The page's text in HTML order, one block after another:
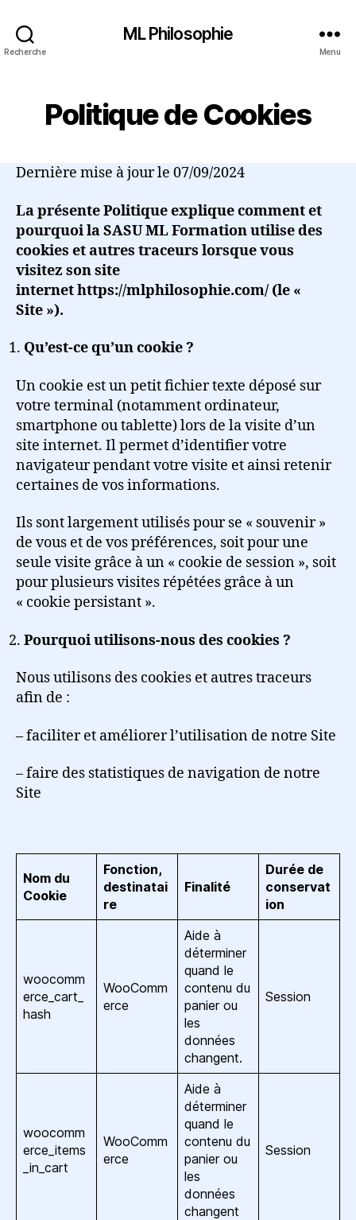
Recherche
ML Philosophie
Menu
Politique de Cookies
Dernière mise à jour le 07/09/2024
La présente Politique explique comment et
pourquoi la SASU ML Formation utilise des
cookies et autres traceurs lorsque vous
visitez son site
internet https://mlphilosophie.com/ (le «
Site »).
Qu’est-ce qu’un cookie ?
Un cookie est un petit fichier texte déposé sur
votre terminal (notamment ordinateur,
smartphone ou tablette) lors de la visite d’un
site internet. Il permet d’identifier votre
navigateur pendant votre visite et ainsi retenir
certaines de vos informations.
Ils sont largement utilisés pour se « souvenir »
de vous et de vos préférences, soit pour une
seule visite grâce à un « cookie de session », soit
pour plusieurs visites répétées grâce à un
« cookie persistant ».
Pourquoi utilisons-nous des cookies ?
Nous utilisons des cookies et autres traceurs
afin de :
– faciliter et améliorer l’utilisation de notre Site
– faire des statistiques de navigation de notre
Site
Nom du
Cookie
Fonction,
destinatai
re
Finalité
Durée de
conservat
ion
woocomm
erce_cart_
hash
WooComm
erce
Aide à
déterminer
quand le
contenu du
panier ou
les
données
changent.
Session
woocomm
erce_items
_in_cart
WooComm
erce
Aide à
déterminer
quand le
contenu du
panier ou
les
données
changent
Session